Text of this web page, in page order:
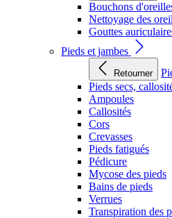
Bouchons
Nettoyage des
Gouttes
Pieds et jambes
Retourner
Pieds secs,
Ampoules
Callosités
Cors
Crevasses
Pieds fatigués
Pédicure
Mycose des pieds
Bains de pieds
Verrues
Transpiration des